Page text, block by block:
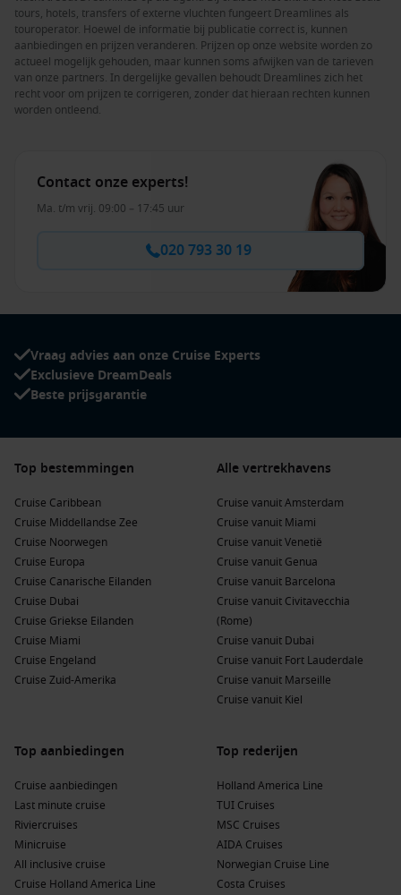
tours, hotels, transfers of externe vluchten fungeert Dreamlines als
touroperator. Hoewel de informatie bij publicatie correct is, kunnen
aanbiedingen en prijzen veranderen. Prijzen op onze website worden zo
actueel mogelijk gehouden, maar kunnen soms afwijken van de tarieven
van onze partners. In dergelijke gevallen behoudt Dreamlines zich het
recht voor om prijzen te corrigeren, zonder dat hieraan rechten kunnen
worden ontleend.
Contact onze experts!
Ma. t/m vrij. 09:00 – 17:45 uur
020 793 30 19
Vraag advies aan onze Cruise Experts
Exclusieve DreamDeals
Beste prijsgarantie
Top bestemmingen
Cruise Caribbean
Cruise Middellandse Zee
Cruise Noorwegen
Cruise Europa
Cruise Canarische Eilanden
Cruise Dubai
Cruise Griekse Eilanden
Cruise Miami
Cruise Engeland
Cruise Zuid-Amerika
Alle vertrekhavens
Cruise vanuit Amsterdam
Cruise vanuit Miami
Cruise vanuit Venetië
Cruise vanuit Genua
Cruise vanuit Barcelona
Cruise vanuit Civitavecchia
(Rome)
Cruise vanuit Dubai
Cruise vanuit Fort Lauderdale
Cruise vanuit Marseille
Cruise vanuit Kiel
Top aanbiedingen
Cruise aanbiedingen
Last minute cruise
Riviercruises
Minicruise
All inclusive cruise
Cruise Holland America Line
Top rederijen
Holland America Line
TUI Cruises
MSC Cruises
AIDA Cruises
Norwegian Cruise Line
Costa Cruises